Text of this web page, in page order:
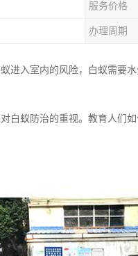
服务价格
办理周期
进入室内的风险，白蚁需要
白蚁防治的重视。教育人们